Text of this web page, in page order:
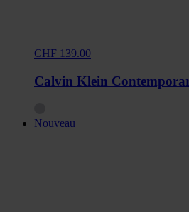
CHF 139.00
Calvin Klein
Nouveau